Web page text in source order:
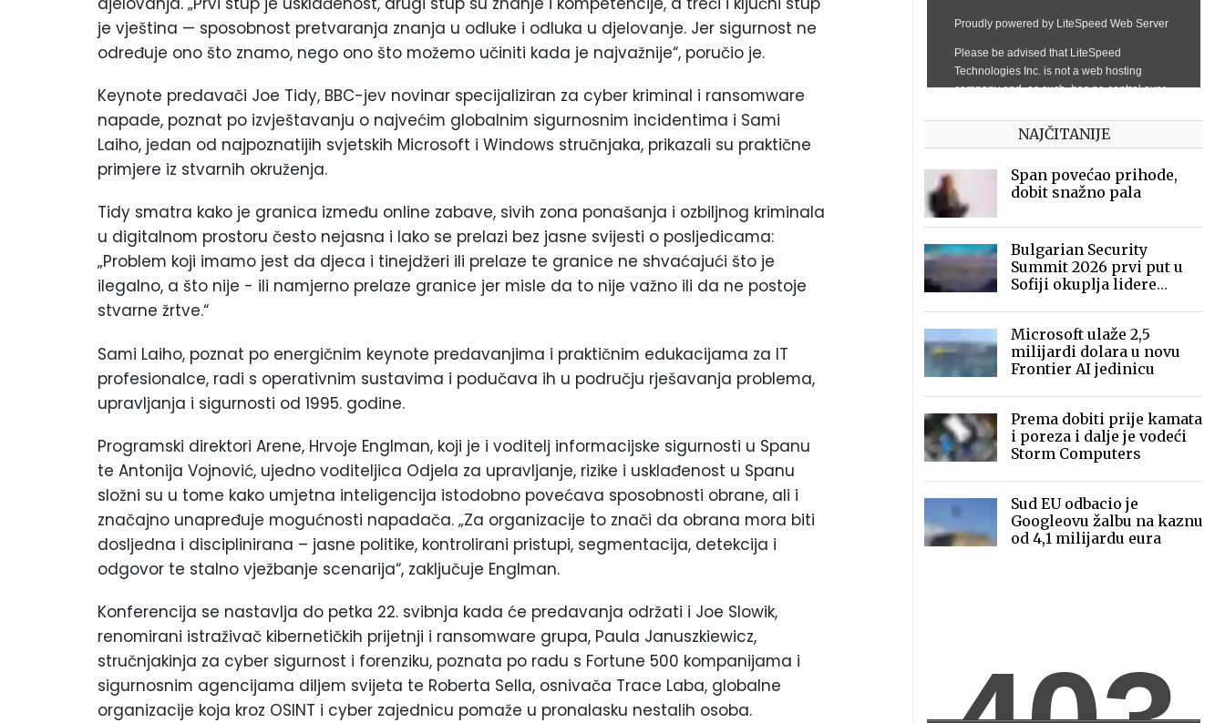
je vještina — sposobnost pretvaranja znanja u odluke i odluka u djelovanje. Jer sigurnost ne
određuje ono što znamo, nego ono što možemo učiniti kada je najvažnije“, poručio je.
Keynote predavači Joe Tidy, BBC-jev novinar specijaliziran za cyber kriminal i ransomware
napade, poznat po izvještavanju o najvećim globalnim sigurnosnim incidentima i Sami
Laiho, jedan od najpoznatijih svjetskih Microsoft i Windows stručnjaka, prikazali su praktične
primjere iz stvarnih okruženja.
Tidy smatra kako je granica između online zabave, sivih zona ponašanja i ozbiljnog kriminala
u digitalnom prostoru često nejasna i lako se prelazi bez jasne svijesti o posljedicama:
„Problem koji imamo jest da djeca i tinejdžeri ili prelaze te granice ne shvaćajući što je
ilegalno, a što nije - ili namjerno prelaze granice jer misle da to nije važno ili da ne postoje
stvarne žrtve.“
Sami Laiho, poznat po energičnim keynote predavanjima i praktičnim edukacijama za IT
profesionalce, radi s operativnim sustavima i podučava ih u području rješavanja problema,
upravljanja i sigurnosti od 1995. godine.
Programski direktori Arene, Hrvoje Englman, koji je i voditelj informacijske sigurnosti u Spanu
te Antonija Vojnović, ujedno voditeljica Odjela za upravljanje, rizike i usklađenost u Spanu
složni su u tome kako umjetna inteligencija istodobno povećava sposobnosti obrane, ali i
značajno unapređuje mogućnosti napadača. „Za organizacije to znači da obrana mora biti
dosljedna i disciplinirana – jasne politike, kontrolirani pristupi, segmentacija, detekcija i
odgovor te stalno vježbanje scenarija“, zaključuje Englman.
Konferencija se nastavlja do petka 22. svibnja kada će predavanja održati i Joe Slowik,
renomirani istraživač kibernetičkih prijetnji i ransomware grupa, Paula Januszkiewicz,
stručnjakinja za cyber sigurnost i forenziku, poznata po radu s Fortune 500 kompanijama i
sigurnosnim agencijama diljem svijeta te Roberta Sella, osnivača Trace Laba, globalne
organizacije koja kroz OSINT i cyber zajednicu pomaže u pronalasku nestalih osoba.
NAJČITANIJE
Span povećao prihode,
dobit snažno pala
Bulgarian Security
Summit 2026 prvi put u
Sofiji okuplja lidere
Microsoft ulaže 2,5
milijardi dolara u novu
Frontier AI jedinicu
Prema dobiti prije kamata
i poreza i dalje je vodeći
Storm Computers
Sud EU odbacio je
Googleovu žalbu na kaznu
od 4,1 milijardu eura